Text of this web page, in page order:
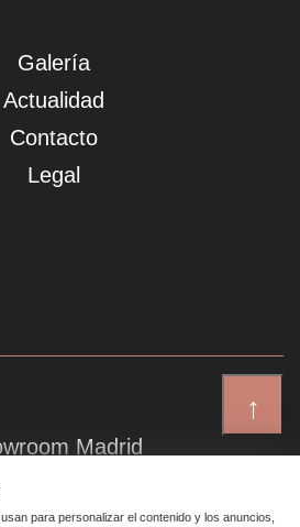
↑
Galería
Actualidad
Contacto
Legal
Madrid
de Canalejas 6, 4 izq
28014 Madrid
para personalizar el contenido y los anuncios,